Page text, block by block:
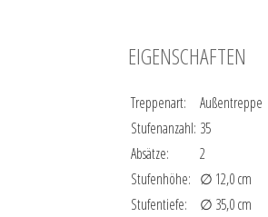
EIGENSCHAFTEN
Treppenart:
Außentreppe
Stufenanzahl: 35
Absätze:
2
Stufenhöhe: ∅ 12,0 cm
Stufentiefe:
∅ 35,0 cm